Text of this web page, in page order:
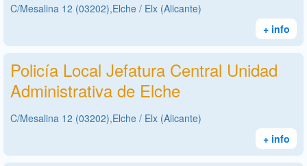
C/Mesalina 12 (03202),Elche / Elx (Alicante)
+ info
Policía Local Jefatura Central Unidad
Administrativa de Elche
C/Mesalina 12 (03202),Elche / Elx (Alicante)
+ info